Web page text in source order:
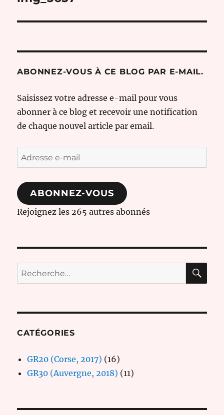
ABONNEZ-VOUS À CE BLOG PAR E-MAIL.
Saisissez votre adresse e-mail pour vous
abonner à ce blog et recevoir une notification
de chaque nouvel article par email.
Adresse
e-
mail
ABONNEZ-VOUS
Rejoignez les 265 autres abonnés
Recherche
pour :
CATÉGORIES
GR20 (Corse, 2017) (16)
GR30 (Auvergne, 2018) (11)